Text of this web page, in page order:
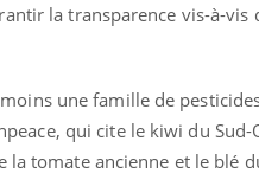
la transparence vis-à-vis
une famille de
qui cite le kiwi du Sud-
la tomate ancienne et le blé